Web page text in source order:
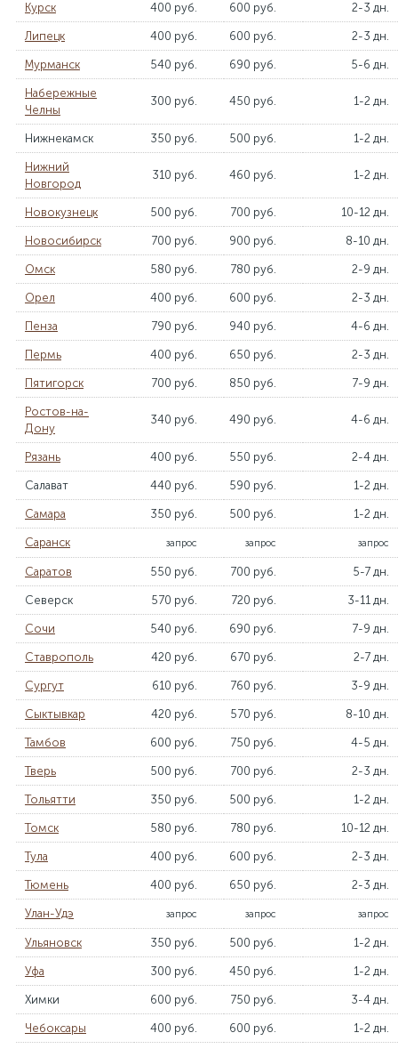
Курск 400 руб. 600 руб. 2-3 дн.
Липецк 400 руб. 600 руб. 2-3 дн.
Мурманск 540 руб. 690 руб. 5-6 дн.
Набережные
Челны
300 руб. 450 руб. 1-2 дн.
Нижнекамск 350 руб. 500 руб. 1-2 дн.
Нижний
Новгород
310 руб. 460 руб. 1-2 дн.
Новокузнецк 500 руб. 700 руб. 10-12 дн.
Новосибирск 700 руб. 900 руб. 8-10 дн.
Омск 580 руб. 780 руб. 2-9 дн.
Орел 400 руб. 600 руб. 2-3 дн.
Пенза 790 руб. 940 руб. 4-6 дн.
Пермь 400 руб. 650 руб. 2-3 дн.
Пятигорск 700 руб. 850 руб. 7-9 дн.
Ростов-на-
Дону
340 руб. 490 руб. 4-6 дн.
Рязань 400 руб. 550 руб. 2-4 дн.
Салават 440 руб. 590 руб. 1-2 дн.
Самара 350 руб. 500 руб. 1-2 дн.
Саранск запрос запрос запрос
Саратов 550 руб. 700 руб. 5-7 дн.
Северск 570 руб. 720 руб. 3-11 дн.
Сочи 540 руб. 690 руб. 7-9 дн.
Ставрополь 420 руб. 670 руб. 2-7 дн.
Сургут 610 руб. 760 руб. 3-9 дн.
Сыктывкар 420 руб. 570 руб. 8-10 дн.
Тамбов 600 руб. 750 руб. 4-5 дн.
Тверь 500 руб. 700 руб. 2-3 дн.
Тольятти 350 руб. 500 руб. 1-2 дн.
Томск 580 руб. 780 руб. 10-12 дн.
Тула 400 руб. 600 руб. 2-3 дн.
Тюмень 400 руб. 650 руб. 2-3 дн.
Улан-Удэ запрос запрос запрос
Ульяновск 350 руб. 500 руб. 1-2 дн.
Уфа 300 руб. 450 руб. 1-2 дн.
Химки 600 руб. 750 руб. 3-4 дн.
Чебоксары 400 руб. 600 руб. 1-2 дн.